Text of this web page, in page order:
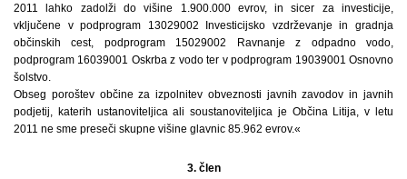
2011 lahko zadolži do višine 1.900.000 evrov, in sicer za investicije,
vključene v podprogram 13029002 Investicijsko vzdrževanje in gradnja
občinskih cest, podprogram 15029002 Ravnanje z odpadno vodo,
podprogram 16039001 Oskrba z vodo ter v podprogram 19039001 Osnovno
šolstvo.
Obseg poroštev občine za izpolnitev obveznosti javnih zavodov in javnih
podjetij, katerih ustanoviteljica ali soustanoviteljica je Občina Litija, v letu
2011 ne sme preseči skupne višine glavnic 85.962 evrov.«
3. člen